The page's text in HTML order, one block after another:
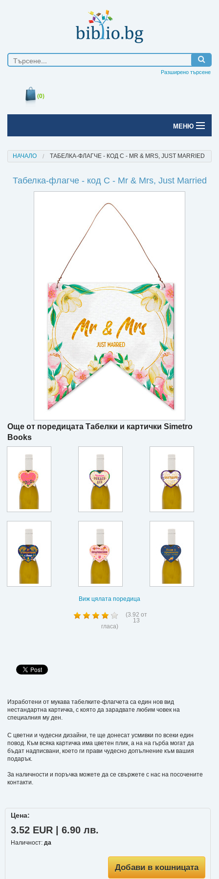
Разширено търсене
(0)
МЕНЮ
Електронни книги
Регистрация
НАЧАЛО ТАБЕЛКА-ФЛАГЧЕ - КОД C - MR & MRS, JUST MARRIED
Табелка-флагче - код C - Mr & Mrs, Just Married
Още от поредицата Табелки и картички Simetro
Books
Виж цялата поредица
(3.92 от
13
гласа)
Изработени от мукава табелките-флагчета са един нов вид
нестандартна картичка, с която да зарадвате любим човек на
специалния му ден.
С цветни и чудесни дизайни, те ще донесат усмивки по всеки един
повод. Към всяка картичка има цветен плик, а на на гърба могат да
бъдат надписвани, което ги прави чудесно допълнение към вашия
подарък.
За наличности и поръчка можете да се свържете с нас на посочените
контакти.
Цена:
3.52 EUR | 6.90 лв.
Наличност: да
Добави в кошницата